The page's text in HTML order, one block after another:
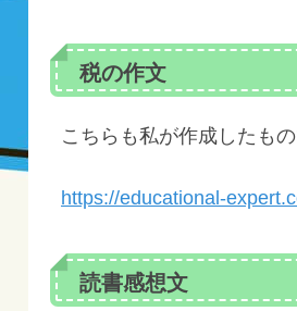
税の作文
こちらも私が作成したも
https://educational-
読書感想文